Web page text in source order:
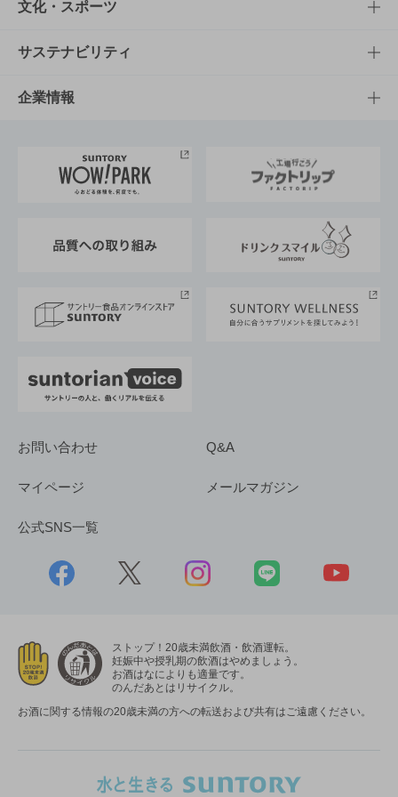
商品一覧
商品発売情報
栄養成分一覧
知る・楽しむTOP
キャンペーン
工場見学
地域情報
文化・スポーツ
文化・スポーツTOP
サントリーホール
サントリーサンバーズ大阪
サステナビリティ
サステナビリティTOP
サントリーが考えるサステナビリティ経営
企業情報
企業概要
採用情報
お問い合わせ Q&A
マイページ メールマガジン
公式SNS一覧
ストップ！20歳未満飲酒・飲酒運転。
妊娠中や授乳期の飲酒はやめましょう。
お酒はなによりも適量です。
のんだあとはリサイクル。
お酒に関する情報の20歳未満の方への転送および共有はご遠慮ください。